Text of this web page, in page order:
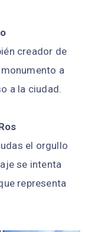
creador de
a
a la ciudad.
el orgullo
se intenta
representa